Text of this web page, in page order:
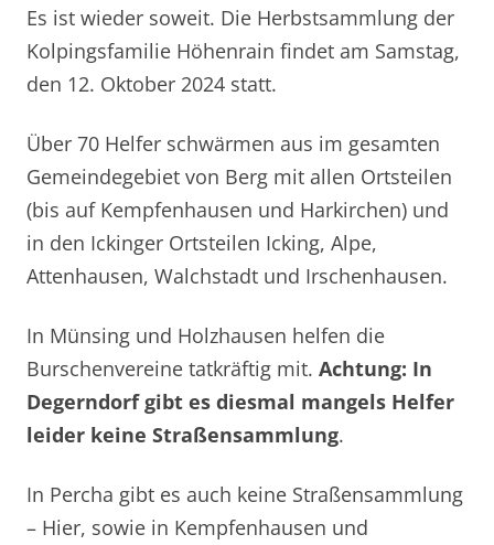
Es ist wieder soweit. Die Herbstsammlung der
Kolpingsfamilie Höhenrain findet am Samstag,
den 12. Oktober 2024 statt.
Über 70 Helfer schwärmen aus im gesamten
Gemeindegebiet von Berg mit allen Ortsteilen
(bis auf Kempfenhausen und Harkirchen) und
in den Ickinger Ortsteilen Icking, Alpe,
Attenhausen, Walchstadt und Irschenhausen.
In Münsing und Holzhausen helfen die
Burschenvereine tatkräftig mit. Achtung: In
Degerndorf gibt es diesmal mangels Helfer
leider keine Straßensammlung.
In Percha gibt es auch keine Straßensammlung
– Hier, sowie in Kempfenhausen und